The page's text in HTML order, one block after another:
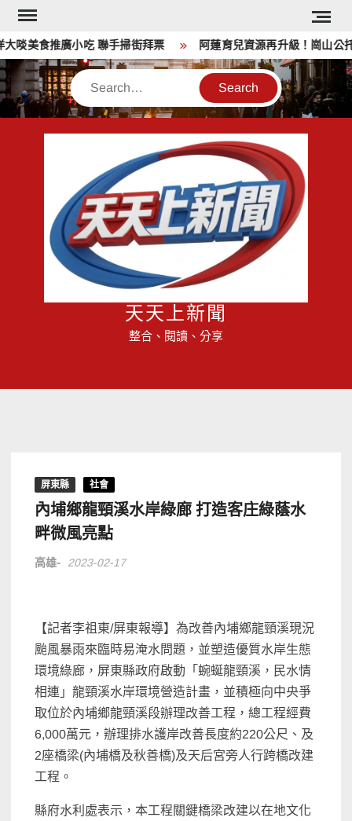
Skip
content
美食推廣小吃 聯手掃街拜票 阿蓮育兒資源再升級！崗山公托
Search
天天上新聞
整合、閱讀、分享
屏東縣 社會
內埔鄉龍頸溪水岸綠廊 打造客庄綠蔭水
畔微風亮點
高雄- 2023-02-17
【記者李祖東/屏東報導】為改善內埔鄉龍頸溪現況
颱風暴雨來臨時易淹水問題，並塑造優質水岸生態
環境綠廊，屏東縣政府啟動「蜿蜒龍頸溪，民水情
相連」龍頸溪水岸環境營造計畫，並積極向中央爭
取位於內埔鄉龍頸溪段辦理改善工程，總工程經費
6,000萬元，辦理排水護岸改善長度約220公尺、及
2座橋梁(內埔橋及秋善橋)及天后宮旁人行跨橋改建
工程。
縣府水利處表示，本工程關鍵橋梁改建以在地文化